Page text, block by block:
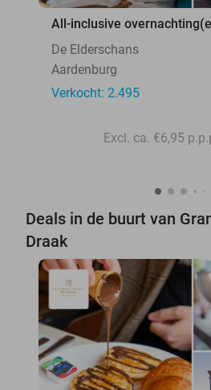
All-inclusive
De Elderschans
Aardenburg
Verkocht: 2.495
Excl. ca. €6,95
Deals in de buurt van
Draak